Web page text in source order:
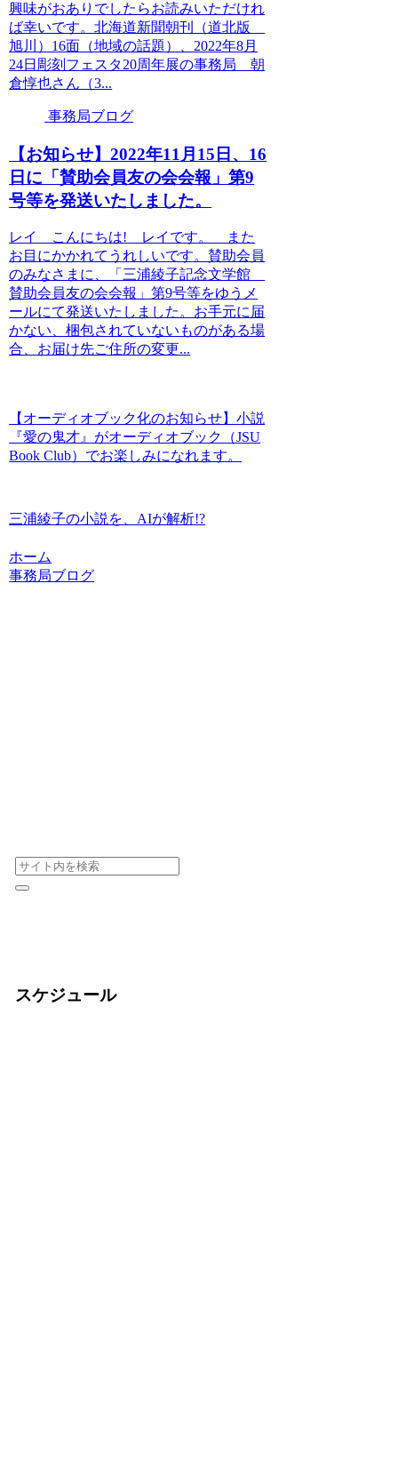
興味がおありでしたらお読みいただけれ
ば幸いです。北海道新聞朝刊（道北版
旭川）16面（地域の話題）、2022年8月
24日彫刻フェスタ20周年展の事務局 朝
倉惇也さん（3...
事務局ブログ
【お知らせ】2022年11月15日、16
日に「賛助会員友の会会報」第9
号等を発送いたしました。
レイ こんにちは! レイです。 また
お目にかかれてうれしいです。賛助会員
のみなさまに、「三浦綾子記念文学館
賛助会員友の会会報」第9号等をゆうメ
ールにて発送いたしました。お手元に届
かない、梱包されていないものがある場
合、お届け先ご住所の変更...
【オーディオブック化のお知らせ】小説
『愛の鬼才』がオーディオブック（JSU
Book Club）でお楽しみになれます。
三浦綾子の小説を、AIが解析!?
ホーム
事務局ブログ
スケジュール